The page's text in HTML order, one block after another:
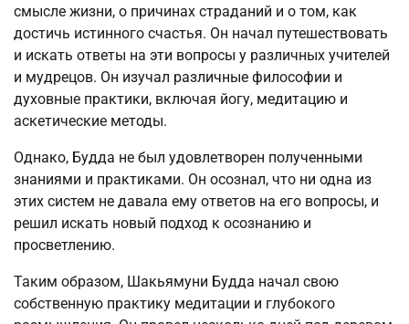
смысле жизни, о причинах страданий и о том, как
достичь истинного счастья. Он начал путешествовать
и искать ответы на эти вопросы у различных учителей
и мудрецов. Он изучал различные философии и
духовные практики, включая йогу, медитацию и
аскетические методы.
Однако, Будда не был удовлетворен полученными
знаниями и практиками. Он осознал, что ни одна из
этих систем не давала ему ответов на его вопросы, и
решил искать новый подход к осознанию и
просветлению.
Таким образом, Шакьямуни Будда начал свою
собственную практику медитации и глубокого